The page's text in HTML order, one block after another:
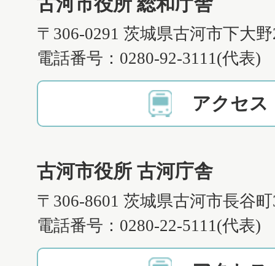
〒306-0291 茨城県古河市下大
電話番号：0280-92-3111(代表)
アクセス
古河市役所 古河庁舎
〒306-8601 茨城県古河市長谷
電話番号：0280-22-5111(代表)